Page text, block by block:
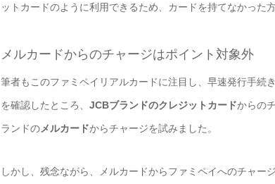
ットカードのように利用できるため、カードを持てなかった
メルカードからのチャージはポイント対象外
筆者もこのファミペイリアルカードに注目し、早速発行手続
を確認したところ、 JCBブランドのクレジットカードからの
ランドのメルカードからチャージを試みました。
しかし、残念ながら、メルカードからファミペイへのチャー